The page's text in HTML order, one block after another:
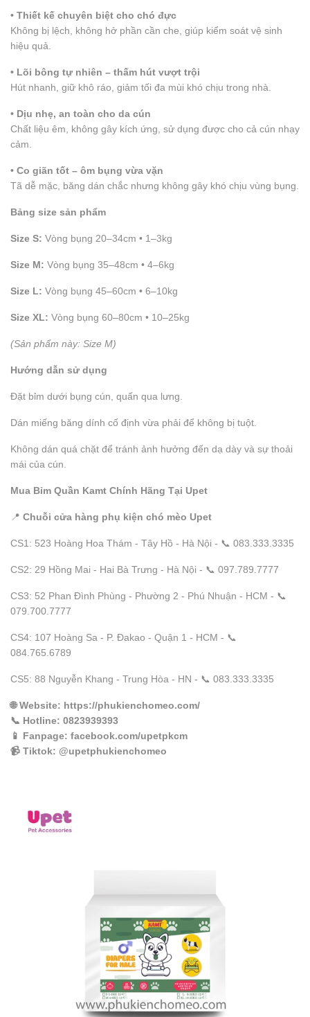
• Thiết kế chuyên biệt cho chó đực
Không bị lệch, không hở phần cần che, giúp kiểm soát vệ sinh
hiệu quả.
• Lõi bông tự nhiên – thấm hút vượt trội
Hút nhanh, giữ khô ráo, giảm tối đa mùi khó chịu trong nhà.
• Dịu nhẹ, an toàn cho da cún
Chất liệu êm, không gây kích ứng, sử dụng được cho cả cún nhạy
cảm.
• Co giãn tốt – ôm bụng vừa vặn
Tã dễ mặc, băng dán chắc nhưng không gây khó chịu vùng bụng.
Bảng size sản phẩm
Size S: Vòng bụng 20–34cm • 1–3kg
Size M: Vòng bụng 35–48cm • 4–6kg
Size L: Vòng bụng 45–60cm • 6–10kg
Size XL: Vòng bụng 60–80cm • 10–25kg
(Sản phẩm này: Size M)
Hướng dẫn sử dụng
Đặt bỉm dưới bụng cún, quấn qua lưng.
Dán miếng băng dính cố định vừa phải để không bị tuột.
Không dán quá chặt để tránh ảnh hưởng đến dạ dày và sự thoải
mái của cún.
Mua Bỉm Quần Kamt Chính Hãng Tại Upet
📍 Chuỗi cửa hàng phụ kiện chó mèo Upet
CS1: 523 Hoàng Hoa Thám - Tây Hồ - Hà Nội - 📞 083.333.3335
CS2: 29 Hồng Mai - Hai Bà Trưng - Hà Nội - 📞 097.789.7777
CS3: 52 Phan Đình Phùng - Phường 2 - Phú Nhuận - HCM - 📞
079.700.7777
CS4: 107 Hoàng Sa - P. Đakao - Quận 1 - HCM - 📞
084.765.6789
CS5: 88 Nguyễn Khang - Trung Hòa - HN - 📞 083.333.3335
🌐Website: https://phukienchomeo.com/
📞 Hotline: 0823939393
📱 Fanpage: facebook.com/upetpkcm
📹 Tiktok: @upetphukienchomeo